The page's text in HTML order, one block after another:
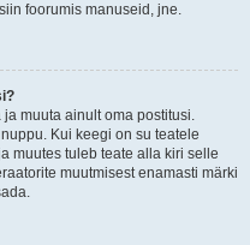
foorumis manuseid, jne.
muuta ainult oma postitusi.
Kui keegi on su teatele
muutes tuleb teate alla kiri selle
muutmisest enamasti märki